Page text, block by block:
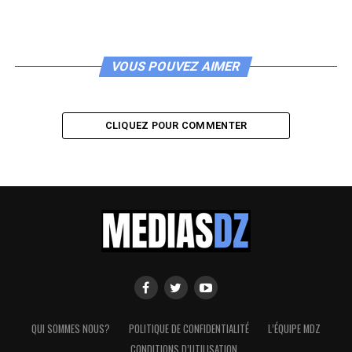
VOUS POUVEZ AIMER
CLIQUEZ POUR COMMENTER
QUI SOMMES NOUS? POLITIQUE DE CONFIDENTIALITÉ
L’ÉQUIPE MDZ